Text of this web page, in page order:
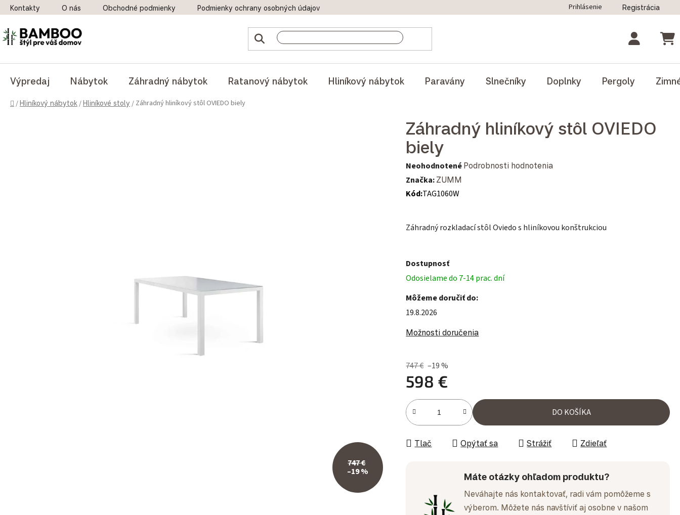
Prejsť na obsah
Kontakty O nás Obchodné podmienky Podmienky ochrany osobných údajov Odstúpenie od zmluvy
Prihlásenie Registrácia
Výpredaj Nábytok Záhradný nábytok Ratanový nábytok Hliníkový nábytok Paravány Slnečníky Doplnky Pergoly
Domov
/Hliníkový nábytok /Hliníkové stoly / Záhradný hliníkový stôl OVIEDO biely
Záhradný hliníkový stôl OVIEDO
biely
Priemerné hodnotenie produktu je 0,0 z 5 hviezdičiek.
Neohodnotené Podrobnosti hodnotenia
Značka: ZUMM
Kód:TAG1060W
Záhradný rozkladací stôl Oviedo s hliníkovou konštrukciou
Dostupnosť
Odosielame do 7-14 prac. dní
Môžeme doručiť do:
19.8.2026
Možnosti doručenia
747 € –19 %
598 €
Jednotková cena:
DO KOŠÍKA
Tlač Opýtať sa Strážiť Zdieľať
Máte otázky ohľadom produktu?
Neváhajte nás kontaktovať, radi vám pomôžeme s
výberom. Môžete nás navštíviť aj osobne v našom
747 €
–19 %